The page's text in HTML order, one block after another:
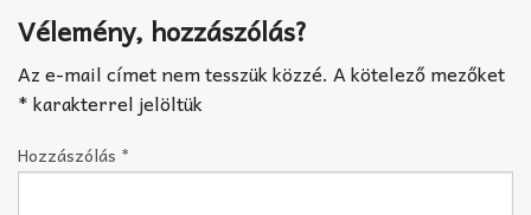
Vélemény, hozzászólás?
Az e-mail címet nem tesszük közzé. A kötelező mezőket
*karakterrel jelöltük
Hozzászólás *